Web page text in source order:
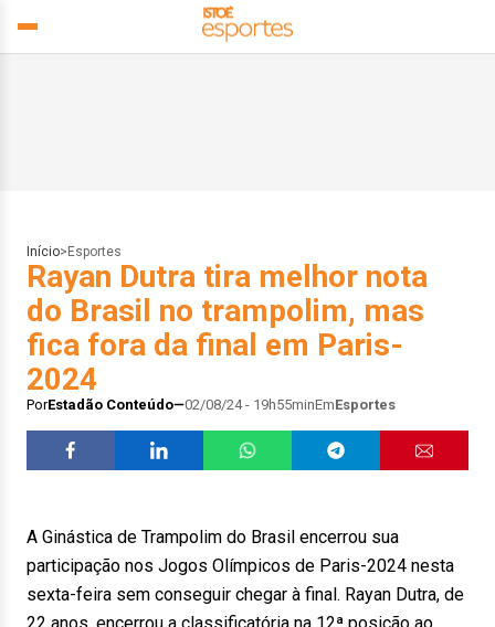
Início> Esportes
Rayan Dutra tira melhor nota
do Brasil no trampolim, mas
fica fora da final em Paris-
2024
PorEstadão Conteúdo 02/08/24 - 19h55minEmEsportes
A Ginástica de Trampolim do Brasil encerrou sua
participação nos Jogos Olímpicos de Paris-2024 nesta
sexta-feira sem conseguir chegar à final. Rayan Dutra, de